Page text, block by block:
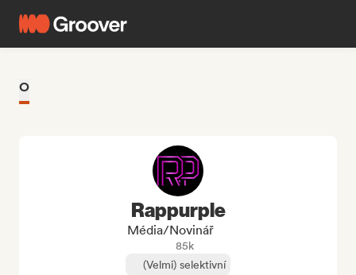
O
Rappurple
Média/novinář
85k
(Velmi) selektivní